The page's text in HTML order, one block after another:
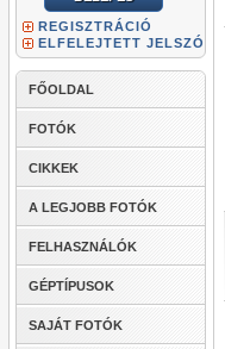
REGISZTRÁCIÓ
ELFELEJTETT JELSZÓ
FŐOLDAL
FOTÓK
CIKKEK
A LEGJOBB FOTÓK
FELHASZNÁLÓK
GÉPTÍPUSOK
SAJÁT FOTÓK